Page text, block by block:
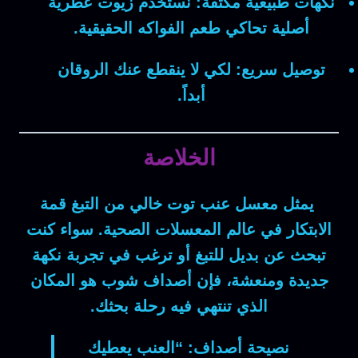
أصلية تحاكي طعم الفواكه الحقيقية.
توصيل سريع: لكي لا ينقطع عنك الروقان
أبداً.
الخلاصة
يمثل معسل عنب توت خالي من التبغ قمة
الابتكار في عالم المعسلات الصحية. سواء كنت
تبحث عن بديل للتبغ أو ترغب في تجربة نكهة
جديدة ومنعشة، فإن أصداف شوب هو المكان
الذي تنتهي فيه رحلة بحثك.
نصيحة أصداف: “العنب يعطيك